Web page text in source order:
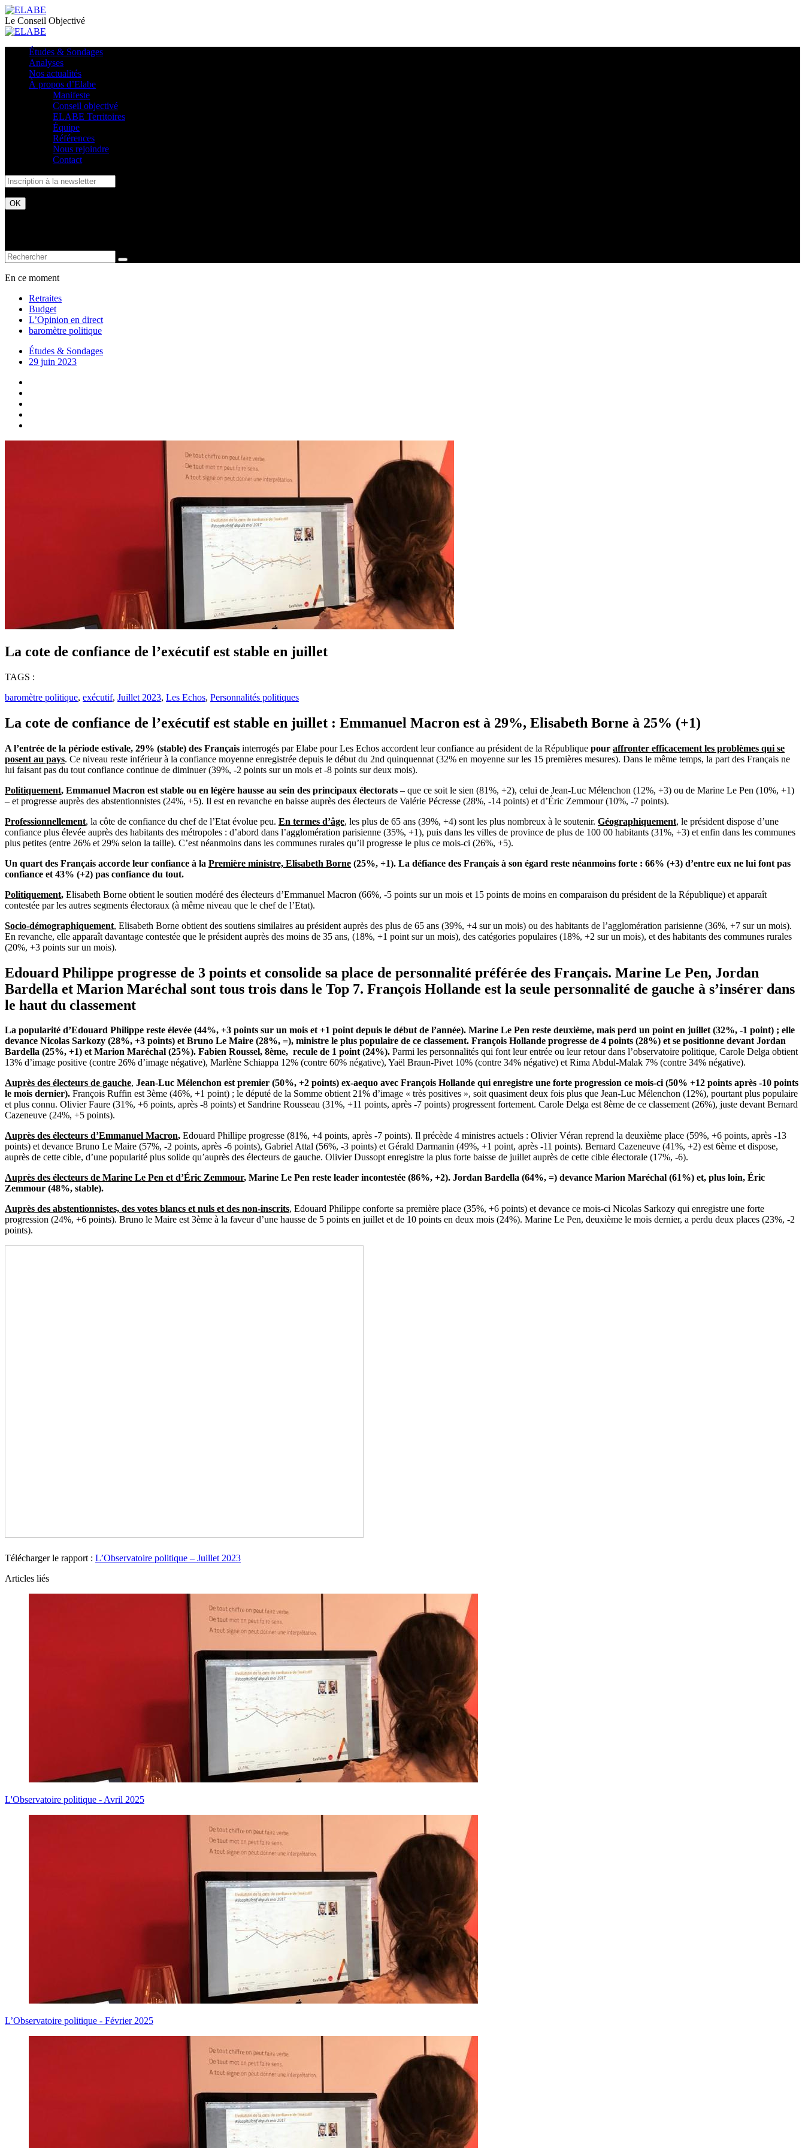
Le Conseil Objectivé
Études & Sondages
Analyses
Nos actualités
À propos d’Elabe
Manifeste
Conseil objectivé
ELABE Territoires
Équipe
Références
Nous rejoindre
Contact
En ce moment
Retraites
Budget
L’Opinion en direct
baromètre politique
Études & Sondages
29 juin 2023
La cote de confiance de l’exécutif est stable en juillet
TAGS :
baromètre politique, exécutif, Juillet 2023, Les Echos, Personnalités politiques
La cote de confiance de l’exécutif est stable en juillet : Emmanuel Macron est à 29%, Elisabeth Borne à 25% (+1)
A l’entrée de la période estivale, 29% (stable) des Français interrogés par Elabe pour Les Echos accordent leur confiance au président de la République pour affronter efficacement les problèmes qui se
posent au pays. Ce niveau reste inférieur à la confiance moyenne enregistrée depuis le début du 2nd quinquennat (32% en moyenne sur les 15 premières mesures). Dans le même temps, la part des Français ne
lui faisant pas du tout confiance continue de diminuer (39%, -2 points sur un mois et -8 points sur deux mois).
Politiquement, Emmanuel Macron est stable ou en légère hausse au sein des principaux électorats – que ce soit le sien (81%, +2), celui de Jean-Luc Mélenchon (12%, +3) ou de Marine Le Pen (10%, +1)
– et progresse auprès des abstentionnistes (24%, +5). Il est en revanche en baisse auprès des électeurs de Valérie Pécresse (28%, -14 points) et d’Éric Zemmour (10%, -7 points).
Professionnellement, la côte de confiance du chef de l’Etat évolue peu. En termes d’âge, les plus de 65 ans (39%, +4) sont les plus nombreux à le soutenir. Géographiquement, le président dispose d’une
confiance plus élevée auprès des habitants des métropoles : d’abord dans l’agglomération parisienne (35%, +1), puis dans les villes de province de plus de 100 00 habitants (31%, +3) et enfin dans les communes
plus petites (entre 26% et 29% selon la taille). C’est néanmoins dans les communes rurales qu’il progresse le plus ce mois-ci (26%, +5).
Un quart des Français accorde leur confiance à la Première ministre, Elisabeth Borne (25%, +1). La défiance des Français à son égard reste néanmoins forte : 66% (+3) d’entre eux ne lui font pas
confiance et 43% (+2) pas confiance du tout.
Politiquement, Elisabeth Borne obtient le soutien modéré des électeurs d’Emmanuel Macron (66%, -5 points sur un mois et 15 points de moins en comparaison du président de la République) et apparaît
contestée par les autres segments électoraux (à même niveau que le chef de l’Etat).
Socio-démographiquement, Elisabeth Borne obtient des soutiens similaires au président auprès des plus de 65 ans (39%, +4 sur un mois) ou des habitants de l’agglomération parisienne (36%, +7 sur un mois).
En revanche, elle apparaît davantage contestée que le président auprès des moins de 35 ans, (18%, +1 point sur un mois), des catégories populaires (18%, +2 sur un mois), et des habitants des communes rurales
(20%, +3 points sur un mois).
Edouard Philippe progresse de 3 points et consolide sa place de personnalité préférée des Français. Marine Le Pen, Jordan
Bardella et Marion Maréchal sont tous trois dans le Top 7. François Hollande est la seule personnalité de gauche à s’insérer dans
le haut du classement
La popularité d’Edouard Philippe reste élevée (44%, +3 points sur un mois et +1 point depuis le début de l’année). Marine Le Pen reste deuxième, mais perd un point en juillet (32%, -1 point) ; elle
devance Nicolas Sarkozy (28%, +3 points) et Bruno Le Maire (28%, =), ministre le plus populaire de ce classement. François Hollande progresse de 4 points (28%) et se positionne devant Jordan
Bardella (25%, +1) et Marion Maréchal (25%). Fabien Roussel, 8ème, recule de 1 point (24%). Parmi les personnalités qui font leur entrée ou leur retour dans l’observatoire politique, Carole Delga obtient
13% d’image positive (contre 26% d’image négative), Marlène Schiappa 12% (contre 60% négative), Yaël Braun-Pivet 10% (contre 34% négative) et Rima Abdul-Malak 7% (contre 34% négative).
Auprès des électeurs de gauche, Jean-Luc Mélenchon est premier (50%, +2 points) ex-aequo avec François Hollande qui enregistre une forte progression ce mois-ci (50% +12 points après -10 points
le mois dernier). François Ruffin est 3ème (46%, +1 point) ; le député de la Somme obtient 21% d’image « très positives », soit quasiment deux fois plus que Jean-Luc Mélenchon (12%), pourtant plus populaire
et plus connu. Olivier Faure (31%, +6 points, après -8 points) et Sandrine Rousseau (31%, +11 points, après -7 points) progressent fortement. Carole Delga est 8ème de ce classement (26%), juste devant Bernard
Cazeneuve (24%, +5 points).
Auprès des électeurs d’Emmanuel Macron, Edouard Phillipe progresse (81%, +4 points, après -7 points). Il précède 4 ministres actuels : Olivier Véran reprend la deuxième place (59%, +6 points, après -13
points) et devance Bruno Le Maire (57%, -2 points, après -6 points), Gabriel Attal (56%, -3 points) et Gérald Darmanin (49%, +1 point, après -11 points). Bernard Cazeneuve (41%, +2) est 6ème et dispose,
auprès de cette cible, d’une popularité plus solide qu’auprès des électeurs de gauche. Olivier Dussopt enregistre la plus forte baisse de juillet auprès de cette cible électorale (17%, -6).
Auprès des électeurs de Marine Le Pen et d’Éric Zemmour, Marine Le Pen reste leader incontestée (86%, +2). Jordan Bardella (64%, =) devance Marion Maréchal (61%) et, plus loin, Éric
Zemmour (48%, stable).
Auprès des abstentionnistes, des votes blancs et nuls et des non-inscrits, Edouard Philippe conforte sa première place (35%, +6 points) et devance ce mois-ci Nicolas Sarkozy qui enregistre une forte
progression (24%, +6 points). Bruno le Maire est 3ème à la faveur d’une hausse de 5 points en juillet et de 10 points en deux mois (24%). Marine Le Pen, deuxième le mois dernier, a perdu deux places (23%, -2
points).
Télécharger le rapport : L’Observatoire politique – Juillet 2023
Articles liés
L'Observatoire politique - Avril 2025
L’Observatoire politique - Février 2025